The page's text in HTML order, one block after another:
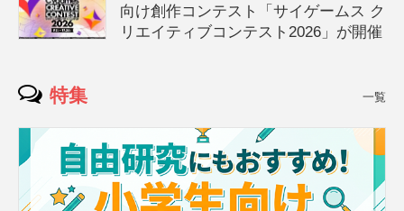
向け創作コンテスト「サイゲームス ク
リエイティブコンテスト2026」が開催
特集 一覧